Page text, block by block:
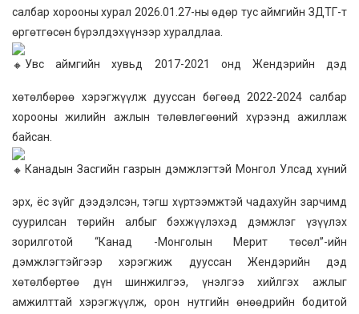
салбар хорооны хурал 2026.01.27-ны өдөр тус аймгийн ЗДТГ-т
өргөтгөсөн бүрэлдэхүүнээр хуралдлаа.
Увс аймгийн хувьд 2017-2021 онд Жендэрийн дэд
хөтөлбөрөө хэрэгжүүлж дууссан бөгөөд 2022-2024 салбар
хорооны жилийн ажлын төлөвлөгөөний хүрээнд ажиллаж
байсан.
Канадын Засгийн газрын дэмжлэгтэй Монгол Улсад хүний
эрх, ёс зүйг дээдэлсэн, тэгш хүртээмжтэй чадахуйн зарчимд
суурилсан төрийн албыг бэхжүүлэхэд дэмжлэг үзүүлэх
зорилготой “Канад -Монголын Мерит төсөл”-ийн
дэмжлэгтэйгээр хэрэгжиж дууссан Жендэрийн дэд
хөтөлбөртөө дүн шинжилгээ, үнэлгээ хийлгэх ажлыг
амжилттай хэрэгжүүлж, орон нутгийн өнөөдрийн бодитой